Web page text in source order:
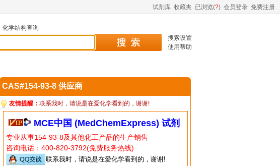
试剂库 收藏夹 已浏览(?) 会员登录 免费注册
化学结构查询
搜索设置
使用帮助
CAS#154-93-8 供应商
友情提醒： 联系我时，请说是在爱化学看到的，谢谢!
MCE中国 (MedChemExpress) 试剂
专业从事154-93-8及其他化工产品的生产销售
咨询电话：400-820-3792(免费服务热线)
联系我时，请说是在爱化学看到的，谢谢!